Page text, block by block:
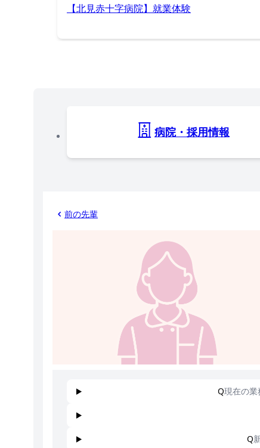
【北見赤十字病院】就業体験
病院・採用情報
前の先輩
Q現在の業
Q